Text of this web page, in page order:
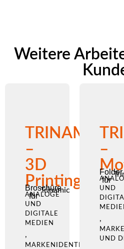
Weitere
TRINAMIC
–
3D
Printing
Broschüre
für
Trinamic
ANALOGE
UND
DIGITALE
MEDIEN
,
MARKENIDENTITÄT
–
Folder
für
UND
,
UND